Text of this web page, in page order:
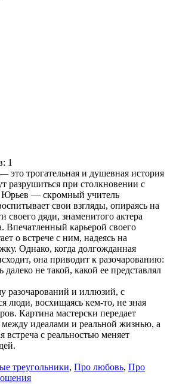
1
трогательная и душевная история
разрушиться при столкновении с
Юрьев — скромный учитель
свои взгляды, опираясь на
своего дяди, знаменитого актера
Впечатленный карьерой своего
о встрече с ним, надеясь на
Однако, когда долгожданная
она приводит к разочарованию:
далеко не такой, какой ее представлял
разочарований и иллюзий, с
люди, восхищаясь кем-то, не зная
Картина мастерски передает
идеалами и реальной жизнью, а
встреча с реальностью меняет
треугольники, Про любовь, Про